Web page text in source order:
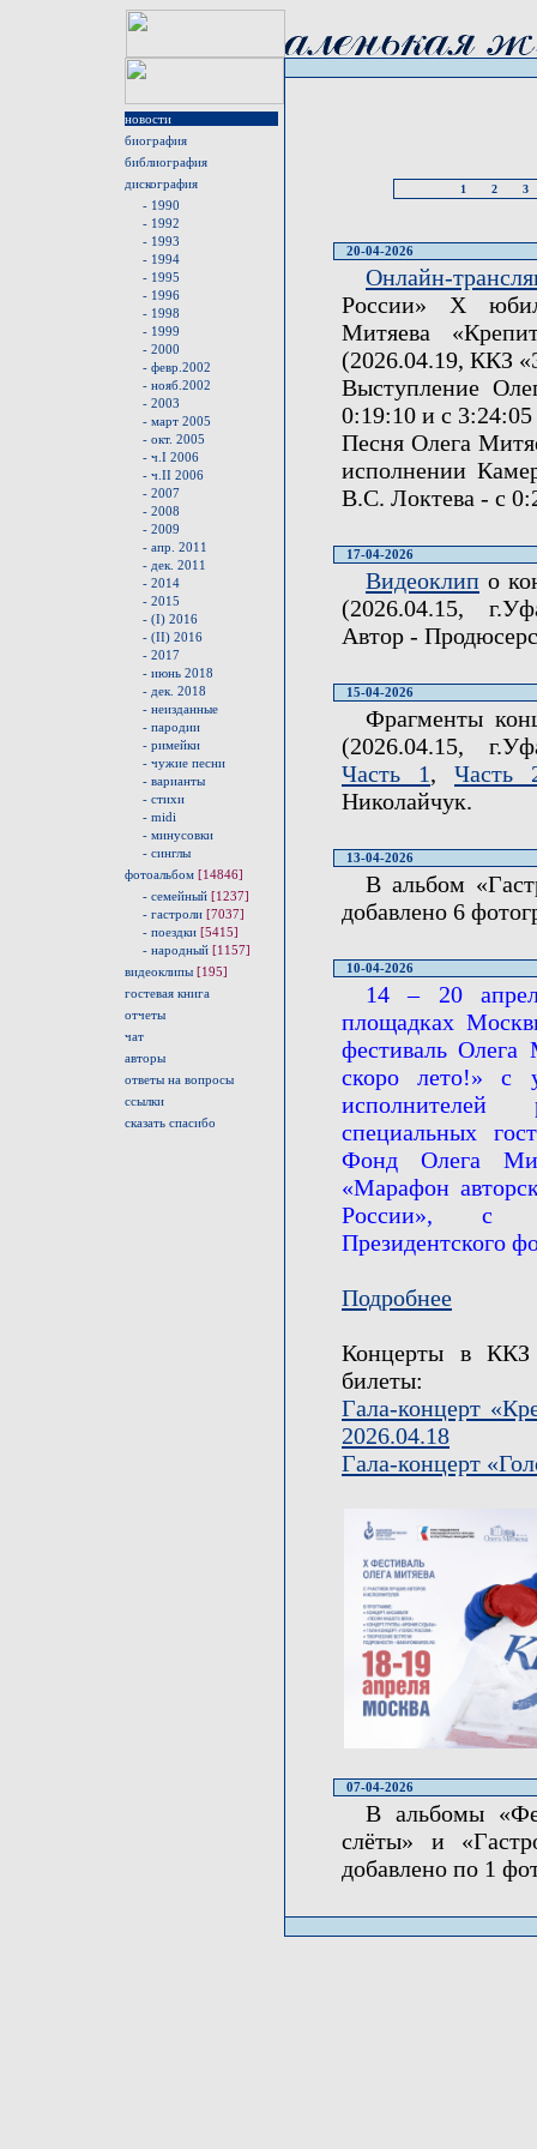
новости
биография
библиография
дискография
- 1990
- 1992
- 1993
- 1994
- 1995
- 1996
- 1998
- 1999
- 2000
- февр.2002
- нояб.2002
- 2003
- март 2005
- окт. 2005
- ч.I 2006
- ч.II 2006
- 2007
- 2008
- 2009
- апр. 2011
- дек. 2011
- 2014
- 2015
- (I) 2016
- (II) 2016
- 2017
- июнь 2018
- дек. 2018
- неизданные
- пародии
- римейки
- чужие песни
- варианты
- стихи
- midi
- минусовки
- синглы
фотоальбом [14846]
- семейный [1237]
- гастроли [7037]
- поездки [5415]
- народный [1157]
видеоклипы [195]
гостевая книга
отчеты
чат
авторы
ответы на вопросы
ссылки
сказать спасибо
1 2 3
20-04-2026
Онлайн-
России» X
Митяева
(2026.04.19, ККЗ
Выступление
0:19:10 и с
Песня Олега
исполнении
В.С. Локтева - с
17-04-2026
Видеоклип о
(2026.04.15,
Автор -
15-04-2026
Фрагменты
(2026.04.15,
Часть 1, Часть
Николайчук.
13-04-2026
В альбом
добавлено 6
10-04-2026
14 – 20
площадках
фестиваль Олега
скоро лето!» с
специальных
Фонд Олега
«Марафон
России», с
Президентского
Подробнее
Концерты в
билеты:
Гала-концерт
2026.04.18
Гала-концерт
07-04-2026
В альбомы
слёты» и
добавлено по 1